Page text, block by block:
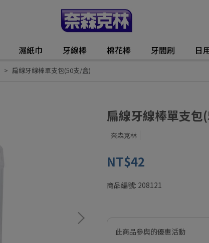
濕紙巾 牙線棒 棉花棒 牙間刷 日
扁線牙線棒單支包(50支/盒)
扁線牙線棒單支
奈森克林
NT$42
商品編號: 208121
此商品參與的優惠活動